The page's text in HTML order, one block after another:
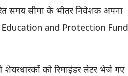
समय सीमा के भीतर निवेशक अपना
and Protection Fund
को रिमाइंडर लेटर भेजे गए